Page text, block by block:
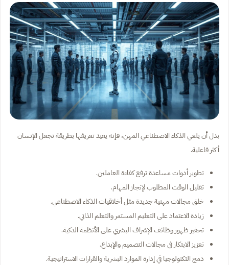
بدل أن يلغي الذكاء الاصطناعي المهن، فإنه يعيد تعريفها بطريقة تجعل الإنسان
أكثر فاعلية.
تطوير أدوات مساعدة ترفع كفاءة العاملين.
تقليل الوقت المطلوب لإنجاز المهام.
خلق مجالات مهنية جديدة مثل أخلاقيات الذكاء الاصطناعي.
زيادة الاعتماد على التعليم المستمر والتعلم الذاتي.
تحفيز ظهور وظائف الإشراف البشري على الأنظمة الذكية.
تعزيز الابتكار في مجالات التصميم والإبداع.
دمج التكنولوجيا في إدارة الموارد البشرية والقرارات الاستراتيجية.